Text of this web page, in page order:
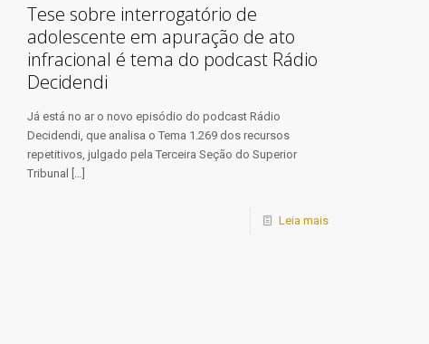
Tese sobre interrogatório de
adolescente em apuração de ato
infracional é tema do podcast Rádio
Decidendi
​Já está no ar o novo episódio do podcast Rádio
Decidendi, que analisa o Tema 1.269 dos recursos
repetitivos, julgado pela Terceira Seção do Superior
Tribunal
Leia mais